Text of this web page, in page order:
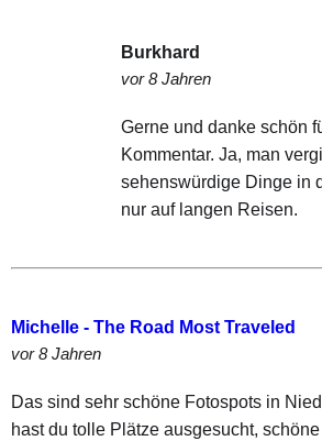
Burkhard
vor 8 Jahren
Gerne und danke schön
Kommentar. Ja, man
sehenswürdige Dinge in
nur auf langen Reisen.
Michelle - The Road Most Traveled
vor 8 Jahren
Das sind sehr schöne Fotospots in
hast du tolle Plätze ausgesucht,